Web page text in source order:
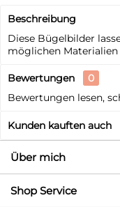
Beschreibung
Diese Bügelbilder
möglichen Materialien
Bewertungen
0
Bewertungen lesen,
Kunden kauften auch
Über mich
Shop Service